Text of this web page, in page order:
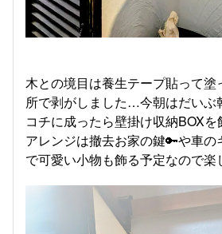
木との境目は養生テープ貼って塗
所で剥がしました…今朝はだいぶ
コチに成ったら壁掛け収納BOX
アレンジは撤去お家の鍵🔑や車
で可愛い小物も飾る予定なので楽